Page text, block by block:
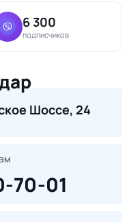
6 300
подписчиков
Шоссе, 24
70-01